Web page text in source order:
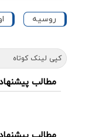
روسیه
کپی لینک کوتاه
مطالب